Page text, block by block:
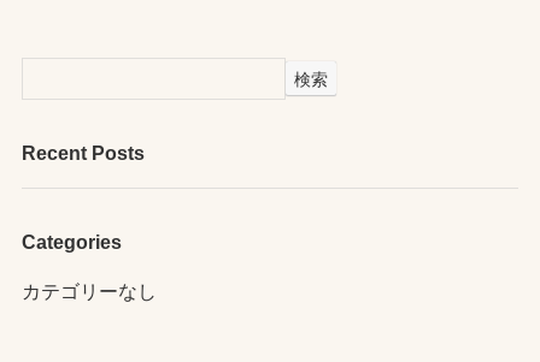
検索
Recent Posts
Categories
カテゴリーなし